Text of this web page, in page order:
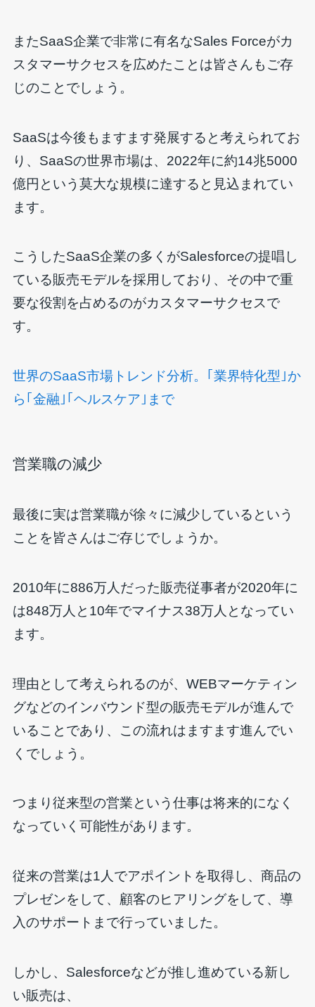
またSaaS企業で非常に有名なSales Forceがカ
スタマーサクセスを広めたことは皆さんもご存
じのことでしょう。
SaaSは今後もますます発展すると考えられてお
り、SaaSの世界市場は、2022年に約14兆5000
億円という莫大な規模に達すると見込まれてい
ます。
こうしたSaaS企業の多くがSalesforceの提唱し
ている販売モデルを採用しており、その中で重
要な役割を占めるのがカスタマーサクセスで
す。
世界のSaaS市場トレンド分析。｢業界特化型｣か
ら｢金融｣｢ヘルスケア｣まで
営業職の減少
最後に実は営業職が徐々に減少しているという
ことを皆さんはご存じでしょうか。
2010年に886万人だった販売従事者が2020年に
は848万人と10年でマイナス38万人となってい
ます。
理由として考えられるのが、WEBマーケティン
グなどのインバウンド型の販売モデルが進んで
いることであり、この流れはますます進んでい
くでしょう。
つまり従来型の営業という仕事は将来的になく
なっていく可能性があります。
従来の営業は1人でアポイントを取得し、商品の
プレゼンをして、顧客のヒアリングをして、導
入のサポートまで行っていました。
しかし、Salesforceなどが推し進めている新し
い販売は、